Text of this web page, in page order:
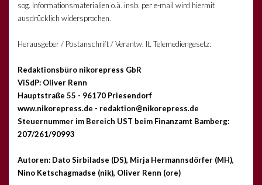
sog. Informationsmaterialien o.ä. insb. per e-mail wird hiermit
ausdrücklich widersprochen.
Herausgeber / Postanschrift / Verantw. lt. Telemediengesetz:
Redaktionsbüro nikorepress GbR
ViSdP: Oliver Renn
Hauptstraße 55 - 96170 Priesendorf
www.nikorepress.de - redaktion@nikorepress.de
Steuernummer im Bereich UST beim Finanzamt Bamberg:
207/261/90993
Autoren: Dato Sirbiladse (DS), Mirja Hermannsdörfer (MH),
Nino Ketschagmadse (nik), Oliver Renn (ore)